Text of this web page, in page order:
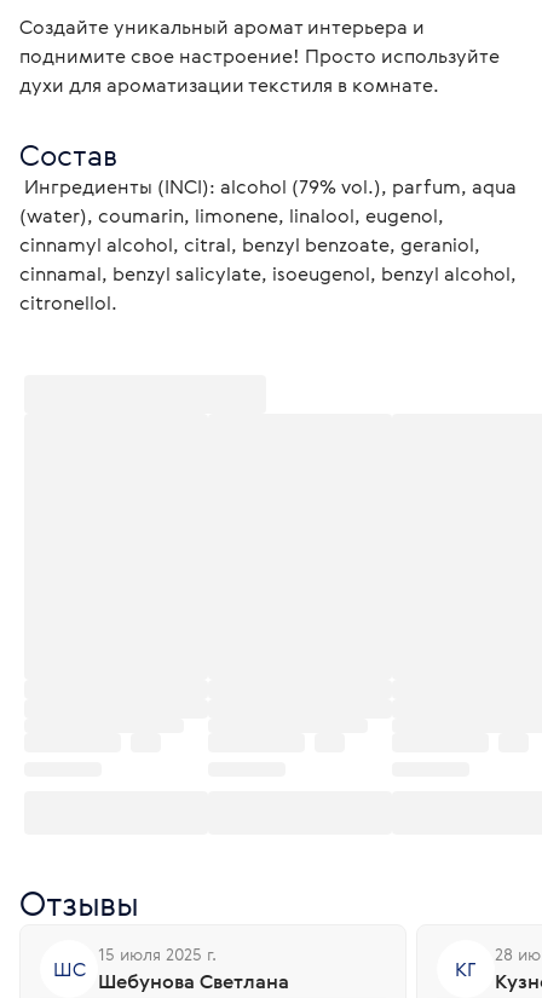
Создайте уникальный аромат интерьера и
поднимите свое настроение! Просто используйте
духи для ароматизации текстиля в комнате.
Состав
(water), coumarin, limonene, linalool, eugenol,
cinnamyl alcohol, citral, benzyl benzoate, geraniol,
cinnamal, benzyl salicylate, isoeugenol, benzyl alcohol,
citronellol.
Отзывы
ШС
15 июля 2025 г.
Шебунова Светлана КГ
28